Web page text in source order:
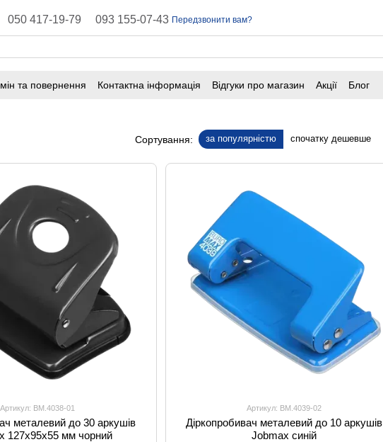
050 417-19-79 093 155-07-43 Передзвонити вам?
та повернення Контактна інформація Відгуки про магазин Акції
Блог
Сортування: за популярністю спочатку дешевше
Артикул: BM.4038-01
металевий до 30 аркушів
127х95х55 мм чорний
Артикул: BM.4039-02
Діркопробивач металевий до 10 аркушів
Jobmax синій